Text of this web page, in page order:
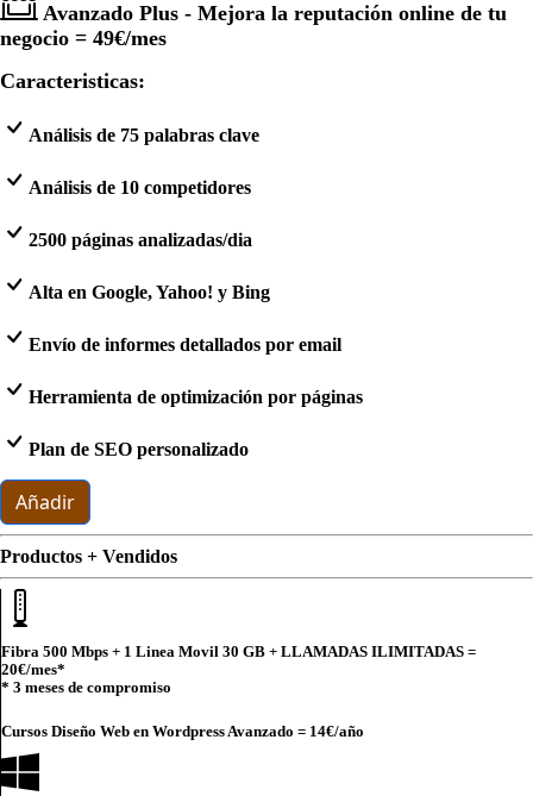
Avanzado Plus - Mejora la reputación online de tu
negocio = 49€/mes
Caracteristicas:
Análisis de 75 palabras clave
Análisis de 10 competidores
2500 páginas analizadas/dia
Alta en Google, Yahoo! y Bing
Envío de informes detallados por email
Herramienta de optimización por páginas
Plan de SEO personalizado
Añadir
Productos + Vendidos
Fibra 500 Mbps + 1 Linea Movil 30 GB + LLAMADAS ILIMITADAS =
20€/mes*
* 3 meses de compromiso
Cursos Diseño Web en Wordpress Avanzado = 14€/año